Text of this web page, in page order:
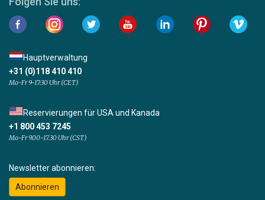
Hauptverwaltung
+31 (0)118 410 410
Mo-Fr 9-17:30 Uhr (CET)
Reservierungen für USA und Kanada
+1 800 453 7245
Mo-Fr 9.00-17.30 Uhr (CST)
Newsletter abonnieren:
Abonnieren